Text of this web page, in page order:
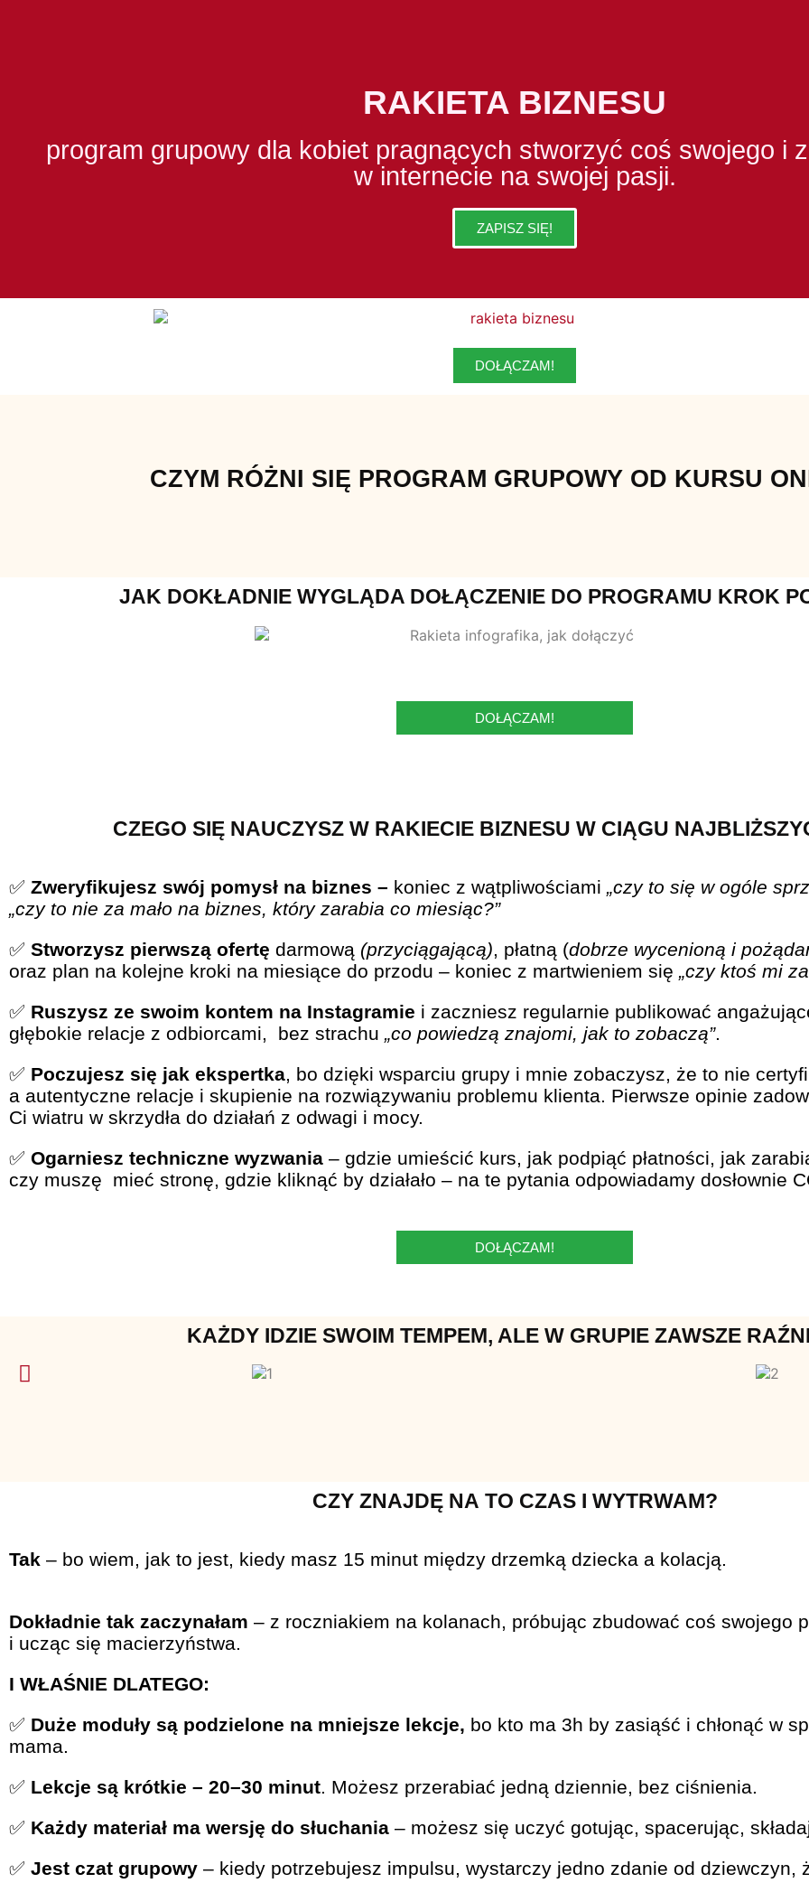
RAKIETA BIZNESU
program grupowy dla kobiet pragnących stworzyć coś swojego i
w internecie na swojej pasji.
ZAPISZ SIĘ!
DOŁĄCZAM!
CZYM RÓŻNI SIĘ PROGRAM GRUPOWY OD KURSU
JAK DOKŁADNIE WYGLĄDA DOŁĄCZENIE DO PROGRAMU KROK
DOŁĄCZAM!
CZEGO SIĘ NAUCZYSZ W RAKIECIE BIZNESU W CIĄGU
✅ Zweryfikujesz swój pomysł na biznes – koniec z wątpliwościami „czy to się w ogóle
„czy to nie za mało na biznes, który zarabia co miesiąc?”
✅ Stworzysz pierwszą ofertę darmową (przyciągającą), płatną (dobrze wycenioną i
oraz plan na kolejne kroki na miesiące do przodu – koniec z martwieniem się „czy ktoś mi
✅ Ruszysz ze swoim kontem na Instagramie i zaczniesz regularnie publikować
głębokie relacje z odbiorcami, bez strachu „co powiedzą znajomi, jak to zobaczą”.
✅ Poczujesz się jak ekspertka, bo dzięki wsparciu grupy i mnie zobaczysz, że to nie
a autentyczne relacje i skupienie na rozwiązywaniu problemu klienta. Pierwsze opinie
Ci wiatru w skrzydła do działań z odwagi i mocy.
✅ Ogarniesz techniczne wyzwania – gdzie umieścić kurs, jak podpiąć płatności, jak
czy muszę mieć stronę, gdzie kliknąć by działało – na te pytania odpowiadamy dosłownie
DOŁĄCZAM!
KAŻDY IDZIE SWOIM TEMPEM, ALE W GRUPIE ZAWSZE
CZY ZNAJDĘ NA TO CZAS I WYTRWAM?
Tak – bo wiem, jak to jest, kiedy masz 15 minut między drzemką dziecka a kolacją.
Dokładnie tak zaczynałam – z roczniakiem na kolanach, próbując zbudować coś swojego
i ucząc się macierzyństwa.
I WŁAŚNIE DLATEGO:
✅ Duże moduły są podzielone na mniejsze lekcje, bo kto ma 3h by zasiąść i chłonąć w
mama.
✅ Lekcje są krótkie – 20–30 minut. Możesz przerabiać jedną dziennie, bez ciśnienia.
✅ Każdy materiał ma wersję do słuchania – możesz się uczyć gotując, spacerując,
✅ Jest czat grupowy – kiedy potrzebujesz impulsu, wystarczy jedno zdanie od dziewczyn,